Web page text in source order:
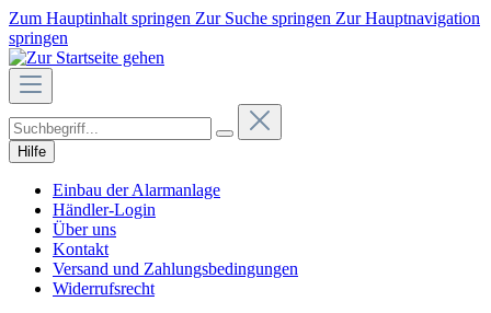
Zum Hauptinhalt springen Zur Suche springen Zur Hauptnavigation
springen
Hilfe
Einbau der Alarmanlage
Händler-Login
Über uns
Kontakt
Versand und Zahlungsbedingungen
Widerrufsrecht